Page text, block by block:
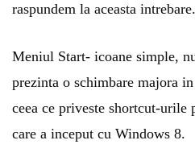
raspundem la aceasta intrebare.
Meniul Start- icoane simple,
prezinta o schimbare majora
ceea ce priveste shortcut-
care a inceput cu Windows 8.